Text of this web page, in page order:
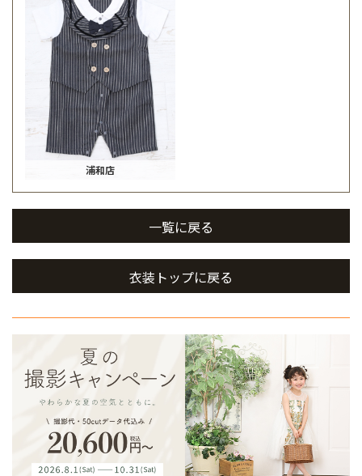
浦和店
一覧に戻る
衣装トップに戻る